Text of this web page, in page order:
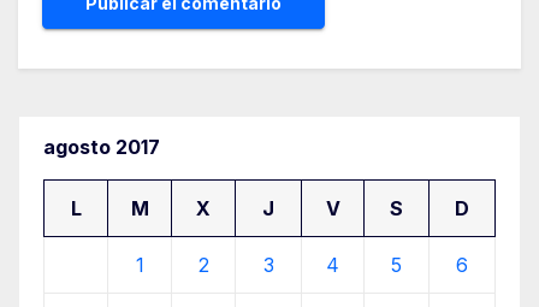
agosto 2017
L M X J V S D
1 2 3 4 5 6